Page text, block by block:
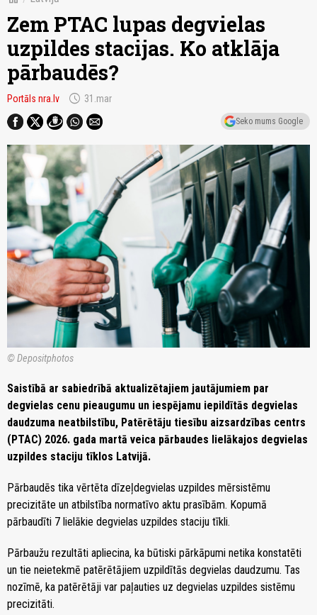
Zem PTAC lupas degvielas
uzpildes stacijas. Ko atklāja
pārbaudēs?
Portāls nra.lv schedule 31.mar
Seko mums Google
© Depositphotos
Saistībā ar sabiedrībā aktualizētajiem jautājumiem par
degvielas cenu pieaugumu un iespējamu iepildītās degvielas
daudzuma neatbilstību, Patērētāju tiesību aizsardzības centrs
(PTAC) 2026. gada martā veica pārbaudes lielākajos degvielas
uzpildes staciju tīklos Latvijā.
Pārbaudēs tika vērtēta dīzeļdegvielas uzpildes mērsistēmu
precizitāte un atbilstība normatīvo aktu prasībām. Kopumā
pārbaudīti 7 lielākie degvielas uzpildes staciju tīkli.
Pārbaužu rezultāti apliecina, ka būtiski pārkāpumi netika konstatēti
un tie neietekmē patērētājiem uzpildītās degvielas daudzumu. Tas
nozīmē, ka patērētāji var paļauties uz degvielas uzpildes sistēmu
precizitāti.